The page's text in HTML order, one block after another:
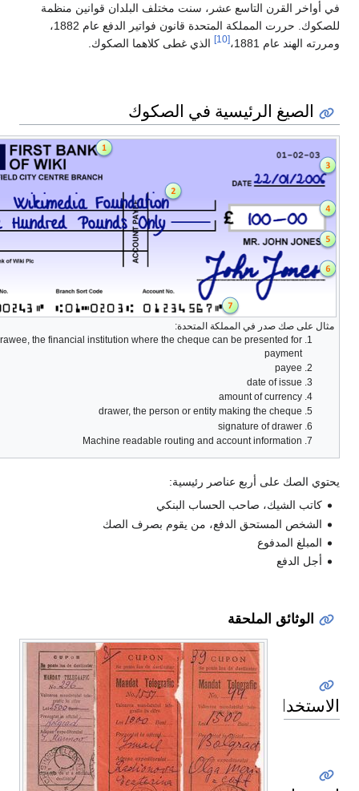
القرن التاسع عشر، سنت مختلف البلدان قوانين منظمة
للصكوك. حررت المملكة المتحدة قانون فواتير الدفع عام 1882،
الهند عام 1881،
الذي غطى كلاهما الصكوك.
الصيغ الرئيسية في الصكوك
على صك صدر في المملكة المتحدة:
drawee, the financial institution where the cheque can be presented for
payment
payee
date of issue
amount of currency
drawer, the person or entity making the cheque
signature of drawer
Machine readable routing and account information
الصك على أربع عناصر رئيسية:
كاتب الشيك، صاحب الحساب البنكي
الشخص المستحق الدفع، من يقوم بصرف الصك
المبلغ المدفوع
أجل الدفع
الوثائق الملحقة